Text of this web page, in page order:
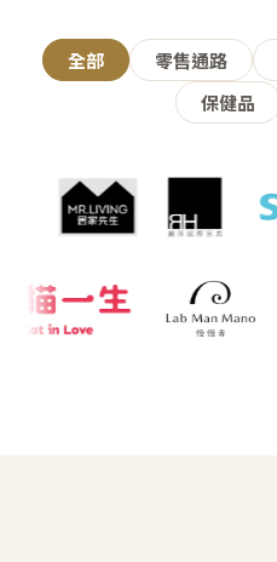
全部 零售通路
保健品